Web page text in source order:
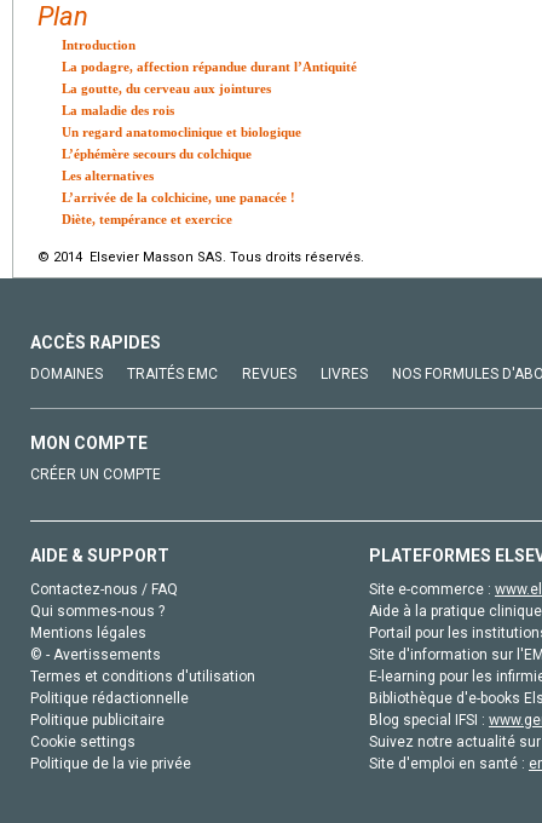
Plan
Introduction
La podagre, affection répandue durant l’Antiquité
La goutte, du cerveau aux jointures
La maladie des rois
Un regard anatomoclinique et biologique
L’éphémère secours du colchique
Les alternatives
L’arrivée de la colchicine, une panacée !
Diète, tempérance et exercice
© 2014 Elsevier Masson SAS. Tous droits réservés.
ACCÈS RAPIDES
DOMAINES TRAITÉS EMC REVUES LIVRES NOS FORMULES
MON COMPTE
CRÉER UN COMPTE
AIDE & SUPPORT
Contactez-nous / FAQ
Qui sommes-nous ?
Mentions légales
© - Avertissements
Termes et conditions d'utilisation
Politique rédactionnelle
Politique publicitaire
Cookie settings
Politique de la vie privée
PLATEFORMES
Site e-commerce :
Aide à la pratique
Portail pour les
Site d'information sur
E-learning pour les
Bibliothèque d'e-books
Blog special IFSI :
Suivez notre actualité
Site d'emploi en santé :